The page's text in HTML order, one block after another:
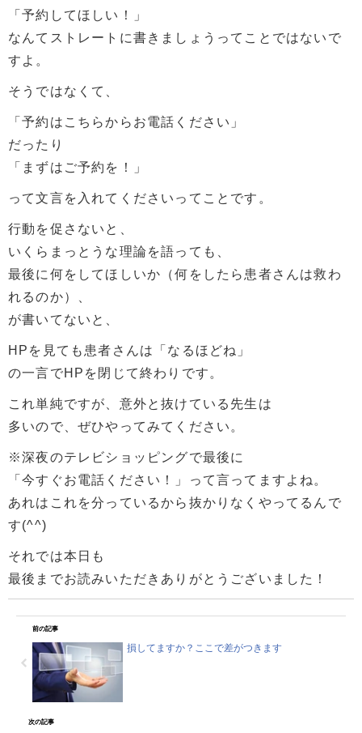
「予約してほしい！」
なんてストレートに書きましょうってことではないで
すよ。
そうではなくて、
「予約はこちらからお電話ください」
だったり
「まずはご予約を！」
って文言を入れてくださいってことです。
行動を促さないと、
いくらまっとうな理論を語っても、
最後に何をしてほしいか（何をしたら患者さんは救わ
れるのか）、
が書いてないと、
HPを見ても患者さんは「なるほどね」
の一言でHPを閉じて終わりです。
これ単純ですが、意外と抜けている先生は
多いので、ぜひやってみてください。
※深夜のテレビショッピングで最後に
「今すぐお電話ください！」って言ってますよね。
あれはこれを分っているから抜かりなくやってるんで
す(^^)
それでは本日も
最後までお読みいただきありがとうございました！
前の記事
損してますか？ここで差がつきます
次の記事